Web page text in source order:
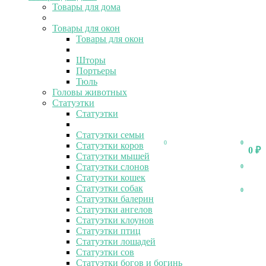
0
0 ₽
0
0
0
Товары для дома
Товары для окон
Товары для окон
Шторы
Портьеры
Тюль
Головы животных
Статуэтки
Статуэтки
Статуэтки семьи
Статуэтки коров
Статуэтки мышей
Статуэтки слонов
Статуэтки кошек
Статуэтки собак
Статуэтки балерин
Статуэтки ангелов
Статуэтки клоунов
Статуэтки птиц
Статуэтки лошадей
Статуэтки сов
Статуэтки богов и богинь